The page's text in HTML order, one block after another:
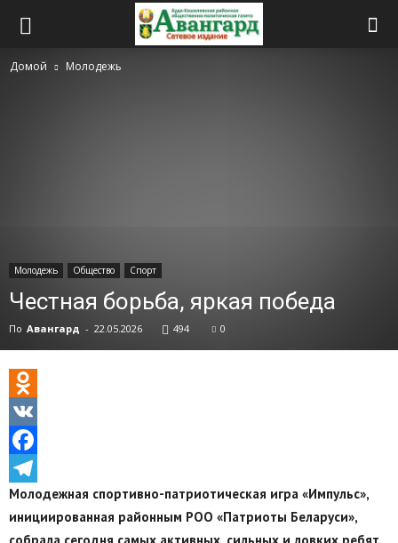
Домой Молодежь
Молодежь Общество Спорт
Честная борьба, яркая победа
По Авангард - 22.05.2026 494 0
Odnoklassniki
VK
Facebook
Telegram
Молодежная спортивно-патриотическая игра «Импульс»,
инициированная районным РОО «Патриоты Беларуси»,